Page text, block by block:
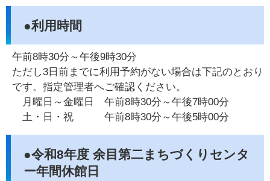
●利用時間
午前8時30分～午後9時30分
ただし3日前までに利用予約がない場合は下記のとおり
です。指定管理者へご確認ください。
月曜日～金曜日 午前8時30分～午後7時00分
土・日・祝 午前8時30分～午後5時00分
●令和8年度 余目第二まちづくりセンタ
ー年間休館日